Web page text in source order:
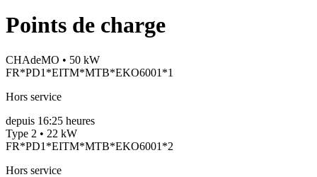
Points de charge
CHAdeMO • 50 kW
FR*PD1*EITM*MTB*EKO6001*1
Hors service
depuis 16:25 heures
Type 2 • 22 kW
FR*PD1*EITM*MTB*EKO6001*2
Hors service